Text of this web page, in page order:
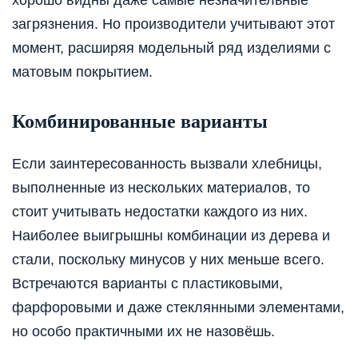
загрязнения. Но производители учитывают этот
момент, расширяя модельный ряд изделиями с
матовым покрытием.
Комбинированные варианты
Если заинтересованность вызвали хлебницы,
выполненные из нескольких материалов, то
стоит учитывать недостатки каждого из них.
Наиболее выигрышны комбинации из дерева и
стали, поскольку минусов у них меньше всего.
Встречаются варианты с пластиковыми,
фарфоровыми и даже стеклянными элементами,
но особо практичными их не назовёшь.